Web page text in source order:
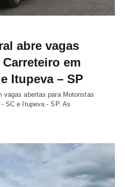
abre vagas
em
Itupeva – SP
vagas abertas para Motoristas
SC e Itupeva - SP. As